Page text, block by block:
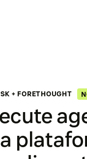
+ FORETHOUGHT